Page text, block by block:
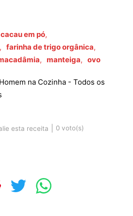
cacau em pó,
, farinha de trigo orgânica,
, manteiga, ovo
na Cozinha - Todos os
esta receita 0 voto(s)